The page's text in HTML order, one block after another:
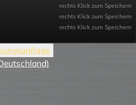
rechts Klick zum Speichern
rechts Klick zum Speichern
rechts Klick zum Speichern